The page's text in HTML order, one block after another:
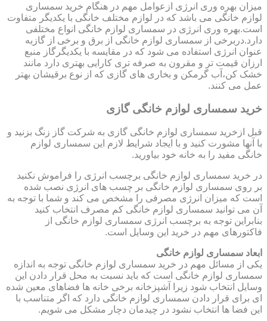
میزان بهره وری انرژی ازعوامل مهم در هنگام خرید سمساری
لوازم خانگی می باشد که در لوازم مختلف خانگی با یکدیگر متفاوت
است.بهره وری انرژی در سمساری لوازم خانگی انواع مختلفی
دارد.دربرخی از سمساری لوازم خانگی از برق و برخی از گازبه
عنوان انرژی استفاده می شود که در مقایسه با یکدیگرگاز منبع
ارزان قیمت تر و مقرون به صرفه تری کارایی بهتری دارد مانند
خشک کن،آب گرمکن و بخاری های گازی که از نوع برقیشان بهتر
عمل می کنند.
خرید سمساری لوازم خانگی گازی
قبل ازخرید سمساری لوازم خانگی گازی به شرکت گاز زنگ بزنید و
با آنها مشورت کنید و با ایجاد شرایط لازم این سمساری لوازم
خانگی مفید را به خانه خود بیاورید.
در خرید سمساری لوازم خانگی برچسب انرژی را فراموش نکنید
بر روی سمساری لوازم خانگی بر چسب های انرژی نصب شده
است که میزان انرژی مصرفی را مشخص می کند و شما با توجه به
آن می توانید سمساری لوازم خانگی کم مصرف انتخاب کنید
بنابراین توجه به برچسب انرژی سمساری لوازم خانگی از
فاکتورهای مهم در خرید این وسایل است.
ابعاد سمساری لوازم خانگی
یکی از مسائل مهم در خرید سمساری لوازم خانگی توجه به اندازه
سمساری لوازم خانگی است که باید نسبت به محل قرار دادن این
وسایل انتخاب شود زیرا آشپزخانه برخی خانه ها فضاهای معین شده
ای برای قرار دادن سمساری لوازم خانگی دارد که اگر متناسب با
این فضا ها انتخاب نشود در چیدمان دچار مشکل می شویم.